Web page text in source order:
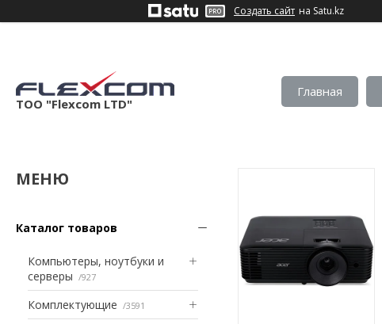
Создать сайт на Satu.kz
ТОО "Flexcom LTD"
Главная
Каталог товаров
Компьютеры, ноутбуки и
серверы
927
Комплектующие 3591